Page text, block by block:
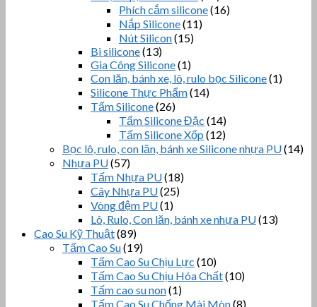
Phích cắm silicone(16)
Nắp Silicone(11)
Nút Silicon(15)
Bi silicone(13)
Gia Công Silicone(1)
Con lăn, bánh xe, lô, rulo bọc Silicone(1)
Silicone Thực Phẩm(14)
Tấm Silicone(26)
Tấm Silicone Đặc (14)
Tấm Silicone Xốp (12)
Bọc lô, rulo, con lăn, bánh xe Silicone nhựa PU(14)
Nhựa PU(57)
Tấm Nhựa PU(18)
Cây Nhựa PU(25)
Vòng đệm PU(1)
Lô, Rulo, Con lăn, bánh xe nhựa PU(13)
Cao Su Kỹ Thuật(89)
Tấm Cao Su(19)
Tấm Cao Su Chịu Lực (10)
Tấm Cao Su Chịu Hóa Chất(10)
Tấm cao su non(1)
Tấm Cao Su Chống Mài Mòn(8)